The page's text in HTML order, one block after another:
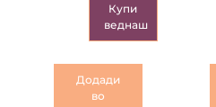
Купи
веднаш
Додади
во